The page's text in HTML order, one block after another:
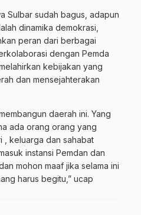
Sulbar sudah bagus, adapun
dinamika demokrasi,
peran dari berbagai
dengan Pemda
kebijakan yang
dan mensejahterakan
daerah ini. Yang
ada orang orang yang
, keluarga dan sahabat
instansi Pemdan dan
mohon maaf jika selama ini
harus begitu,” ucap